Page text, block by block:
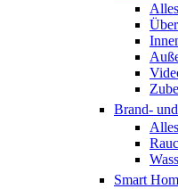
Brand-
Smart